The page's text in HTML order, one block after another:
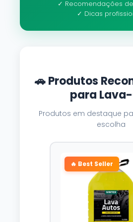
✓ Recomendações
✓ Dicas
🚗 Produtos
para
Produtos em destaque
escolha
🔥 Best Seller